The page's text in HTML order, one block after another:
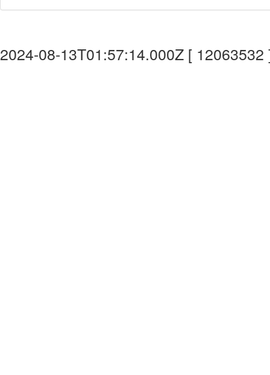
2024-08-13T01:57:14.000Z [ 12063532